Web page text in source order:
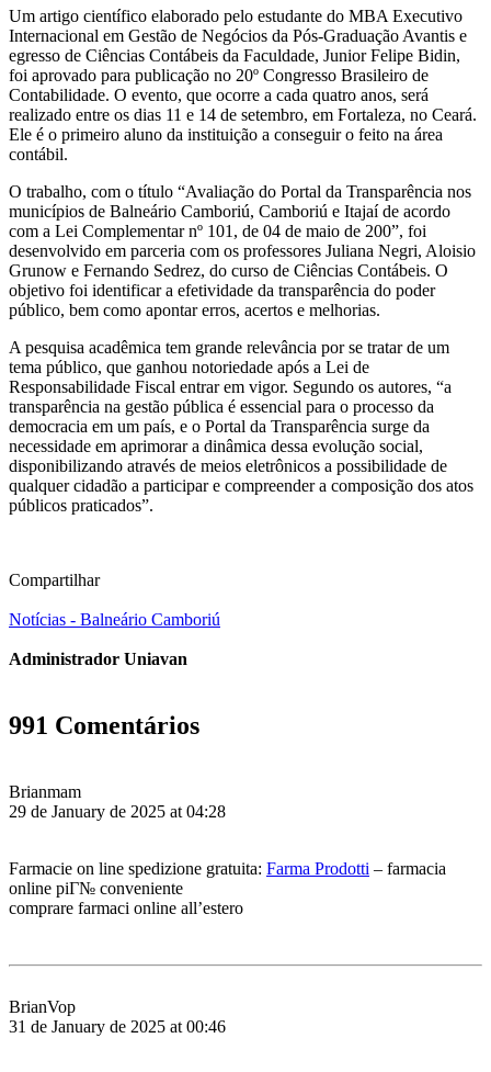
Um artigo científico elaborado pelo estudante do MBA Executivo
Internacional em Gestão de Negócios da Pós-Graduação Avantis e
egresso de Ciências Contábeis da Faculdade, Junior Felipe Bidin,
foi aprovado para publicação no 20º Congresso Brasileiro de
Contabilidade. O evento, que ocorre a cada quatro anos, será
realizado entre os dias 11 e 14 de setembro, em Fortaleza, no Ceará.
Ele é o primeiro aluno da instituição a conseguir o feito na área
contábil.
O trabalho, com o título “Avaliação do Portal da Transparência nos
municípios de Balneário Camboriú, Camboriú e Itajaí de acordo
com a Lei Complementar nº 101, de 04 de maio de 200”, foi
desenvolvido em parceria com os professores Juliana Negri, Aloisio
Grunow e Fernando Sedrez, do curso de Ciências Contábeis. O
objetivo foi identificar a efetividade da transparência do poder
público, bem como apontar erros, acertos e melhorias.
A pesquisa acadêmica tem grande relevância por se tratar de um
tema público, que ganhou notoriedade após a Lei de
Responsabilidade Fiscal entrar em vigor. Segundo os autores, “a
transparência na gestão pública é essencial para o processo da
democracia em um país, e o Portal da Transparência surge da
necessidade em aprimorar a dinâmica dessa evolução social,
disponibilizando através de meios eletrônicos a possibilidade de
qualquer cidadão a participar e compreender a composição dos atos
públicos praticados”.
Compartilhar
Notícias - Balneário Camboriú
Administrador Uniavan
991 Comentários
Brianmam
29 de January de 2025 at 04:28
Farmacie on line spedizione gratuita: Farma Prodotti – farmacia
online piГ№ conveniente
comprare farmaci online all’estero
BrianVop
31 de January de 2025 at 00:46